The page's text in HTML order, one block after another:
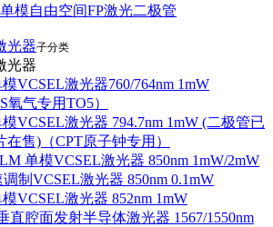
单模自由空间FP激光二极管
光器子分类
光器
模VCSEL激光器760/764nm 1mW
氧气专用TO5）
模VCSEL激光器 794.7nm 1mW (二极管已
在售)（CPT原子钟专用）
单模VCSEL激光器 850nm 1mW/2mW
制VCSEL激光器 850nm 0.1mW
模VCSEL激光器 852nm 1mW
直腔面发射半导体激光器 1567/1550nm